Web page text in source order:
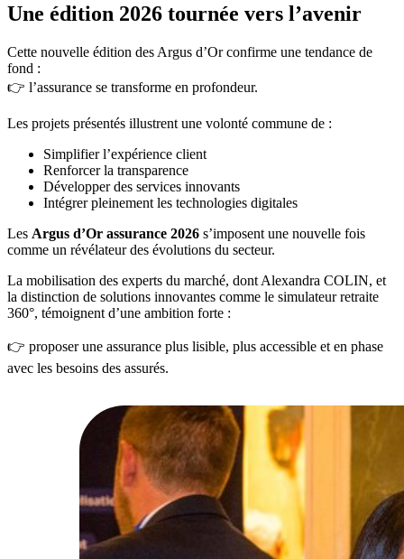
Une édition 2026 tournée vers l’avenir
Cette nouvelle édition des Argus d’Or confirme une tendance de
fond :
👉 l’assurance se transforme en profondeur.
Les projets présentés illustrent une volonté commune de :
Simplifier l’expérience client
Renforcer la transparence
Développer des services innovants
Intégrer pleinement les technologies digitales
Les Argus d’Or assurance 2026 s’imposent une nouvelle fois
comme un révélateur des évolutions du secteur.
La mobilisation des experts du marché, dont Alexandra COLIN, et
la distinction de solutions innovantes comme le simulateur retraite
360°, témoignent d’une ambition forte :
👉 proposer une assurance plus lisible, plus accessible et en phase
avec les besoins des assurés.